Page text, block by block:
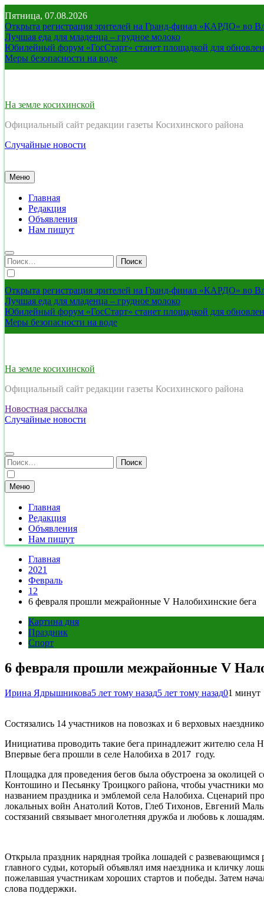
Перейти
к
содержимому
Пятница, 07.08.2026
Открыта регистрация зрителей на Гранд-финал «КАРДО» во
Лучшая еда для младенца – грудное молоко
Юбилейный форум «ГосСтарт» станет площадкой для
Меры безопасности на воде
На земле косихинской
Официальный сайт редакции газеты Косихинского района
Случайные новости
Меню
Главная
Редакция
Объявления
Нам пишут
Найти:
Открыта регистрация зрителей на Гранд-финал «КАРДО» во
Лучшая еда для младенца – грудное молоко
Юбилейный форум «ГосСтарт» станет площадкой для
Меры безопасности на воде
На земле косихинской
Официальный сайт редакции газеты Косихинского района
Новостная рассылка
Случайные новости
Найти:
Меню
Главная
Редакция
Объявления
Нам пишут
Главная
2021
Февраль
12
6 февраля прошли межрайонные V Налобихинские бега
Картина дня
Праздник
Спорт
6 февраля прошли межрайонные V
Ирина Ядрышникова5 лет тому назад5 лет тому назад01 минут
Состязались 14 участников на повозках и 6 верховых
Инициатива проводить такие бега принадлежит жителю села
Впервые бега прошли в селе Налобиха в 2017 году.
Площадка для проведения бегов была обустроена за
Контошино и Песьянку Троицкого района, чтобы участники
названием праздника и эмблемой села Налобиха. Сценарий
локальных войн Анатолий Котов, Глеб Тихонов, Евгений
состязаний связывает многолетняя дружба и любовь к лошадям.
Открыла праздник нарядная тройка лошадей с
главного судьи, который объявлял имя наездника и кличку
пожелавшая участникам хороших стартов и победы. Затем
слова поддержки.